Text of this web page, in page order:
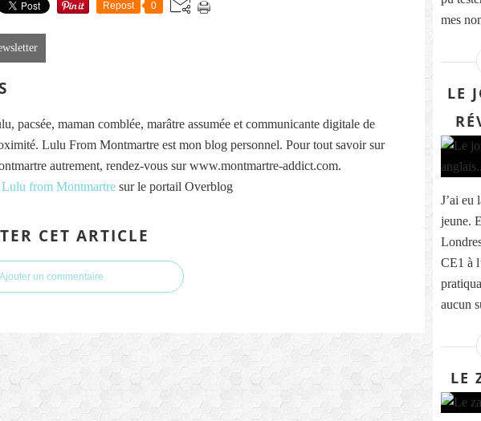
Repost 0
pacsée, maman comblée, marâtre assumée et communicante digitale de
Lulu From Montmartre est mon blog personnel. Pour tout savoir sur
autrement, rendez-vous sur www.montmartre-addict.com.
Lulu from Montmartre sur le portail Overblog
CET ARTICLE
Ajouter un commentaire
mes
LE
J’ai eu
jeune.
CE1 à
aucun
LE